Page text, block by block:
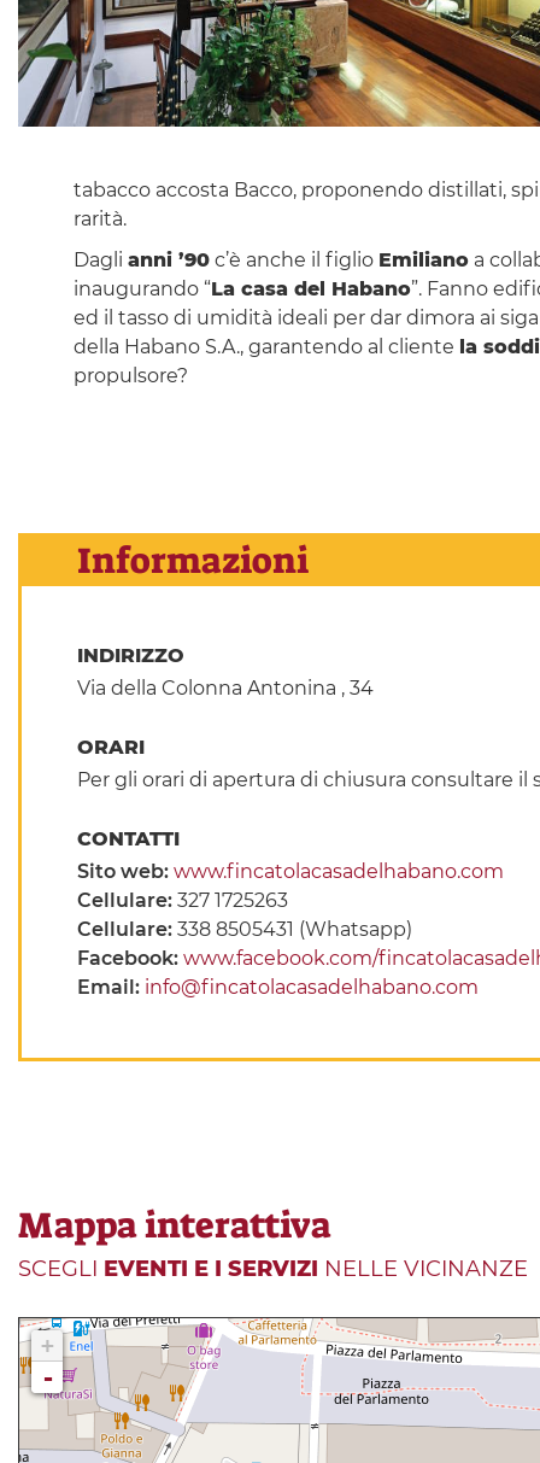
tabacco accosta Bacco, proponendo distillati,
rarità.
Dagli anni ’90c’è anche il figlio Emilianoa
inaugurando “La casa del Habano”. Fanno
ed il tasso di umidità ideali per dar dimora ai
della Habano S.A., garantendo al cliente la
propulsore?
Informazioni
INDIRIZZO
Via della Colonna Antonina , 34
ORARI
Per gli orari di apertura di chiusura consultare
CONTATTI
Sito web: www.fincatolacasadelhabano.com
Cellulare: 327 1725263
Cellulare: 338 8505431 (Whatsapp)
Facebook: www.facebook.com/
Email: info@fincatolacasadelhabano.com
Mappa interattiva
SCEGLI EVENTI E I SERVIZI NELLE VICINANZE
+
-